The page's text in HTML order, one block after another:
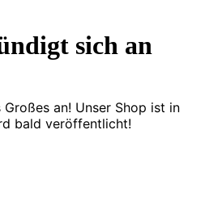
sich an
an! Unser Shop ist in
bald veröffentlicht!